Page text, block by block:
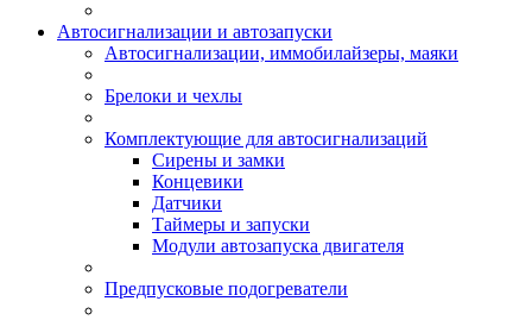
Автосигнализации и автозапуски
Автосигнализации, иммобилайзеры, маяки
Брелоки и чехлы
Комплектующие для автосигнализаций
Сирены и замки
Концевики
Датчики
Таймеры и запуски
Модули автозапуска двигателя
Предпусковые подогреватели